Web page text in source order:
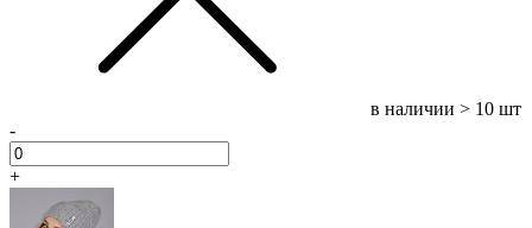
в наличии > 10 шт
-
+